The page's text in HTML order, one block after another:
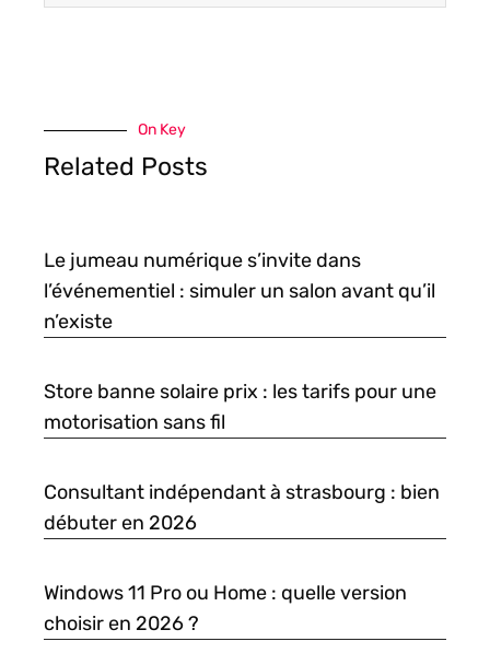
On Key
Related Posts
Le jumeau numérique s’invite dans
l’événementiel : simuler un salon avant qu’il
n’existe
Store banne solaire prix : les tarifs pour une
motorisation sans fil
Consultant indépendant à strasbourg : bien
débuter en 2026
Windows 11 Pro ou Home : quelle version
choisir en 2026 ?